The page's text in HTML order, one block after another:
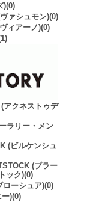
)(0)
ァシュモン)(0)
ィアーノ)(0)
クネストゥデ
ラリー・メン
(ビルケンシュ
(ブラー
ック)(0)
ローシュア)(0)
)(0)